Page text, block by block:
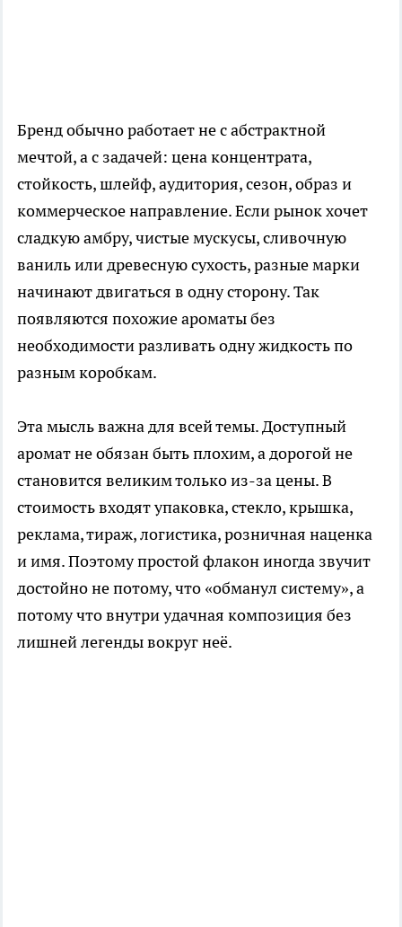
Бренд обычно работает не с абстрактной
мечтой, а с задачей: цена концентрата,
стойкость, шлейф, аудитория, сезон, образ и
коммерческое направление. Если рынок хочет
сладкую амбру, чистые мускусы, сливочную
ваниль или древесную сухость, разные марки
начинают двигаться в одну сторону. Так
появляются похожие ароматы без
необходимости разливать одну жидкость по
разным коробкам.
Эта мысль важна для всей темы. Доступный
аромат не обязан быть плохим, а дорогой не
становится великим только из-за цены. В
стоимость входят упаковка, стекло, крышка,
реклама, тираж, логистика, розничная наценка
и имя. Поэтому простой флакон иногда звучит
достойно не потому, что «обманул систему», а
потому что внутри удачная композиция без
лишней легенды вокруг неё.